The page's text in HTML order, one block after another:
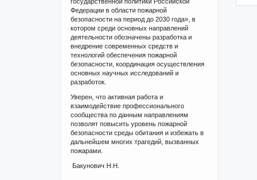
Федерации в области пожарной
безопасности на период до 2030 года», в
котором среди основных направлений
деятельности обозначены разработка и
внедрение современных средств и
технологий обеспечения пожарной
безопасности, координация осуществления
основных научных исследований и
разработок.
Уверен, что активная работа и
взаимодействие профессионального
сообщества по данным направлениям
позволят повысить уровень пожарной
безопасности среды обитания и избежать в
дальнейшем многих трагедий, вызванных
пожарами.
Бакунович Н.Н.